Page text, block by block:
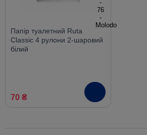
Папір туалетний Ruta
Classic 4 рулони 2-шаровий
білий
70 ₴